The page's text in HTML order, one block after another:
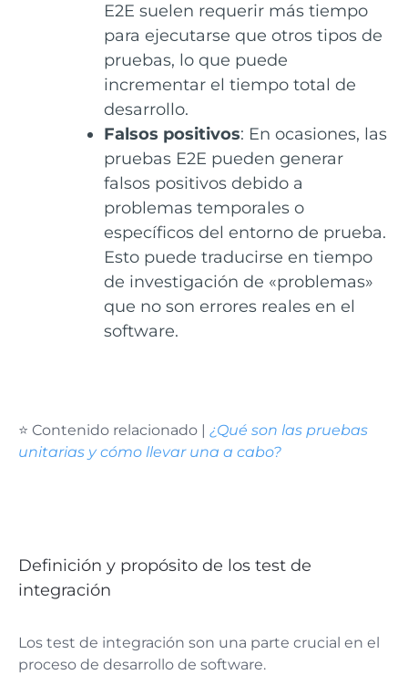
E2E suelen requerir más tiempo
para ejecutarse que otros tipos de
pruebas, lo que puede
incrementar el tiempo total de
desarrollo.
Falsos positivos: En ocasiones, las
pruebas E2E pueden generar
falsos positivos debido a
problemas temporales o
específicos del entorno de prueba.
Esto puede traducirse en tiempo
de investigación de «problemas»
que no son errores reales en el
software.
⭐ Contenido relacionado | ¿Qué son las pruebas
unitarias y cómo llevar una a cabo?
Definición y propósito de los test de
integración
Los test de integración son una parte crucial en el
proceso de desarrollo de software.